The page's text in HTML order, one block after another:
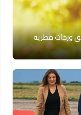
وزخات مطرية